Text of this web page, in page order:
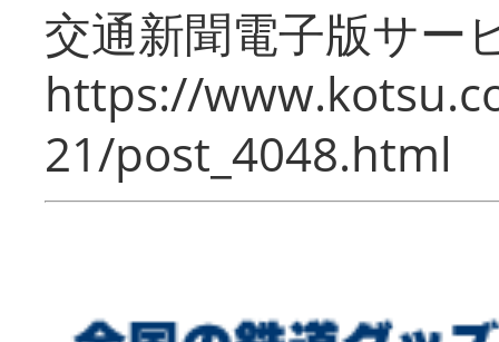
交通新聞電子版サー
https://
21/post_4048.html